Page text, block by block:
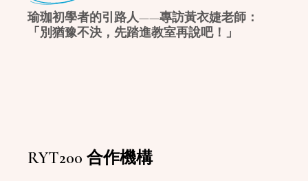
RYT200 合作機構
瑜珈初學者的引路人——專訪黃衣婕老師：
「別猶豫不決，先踏進教室再說吧！」